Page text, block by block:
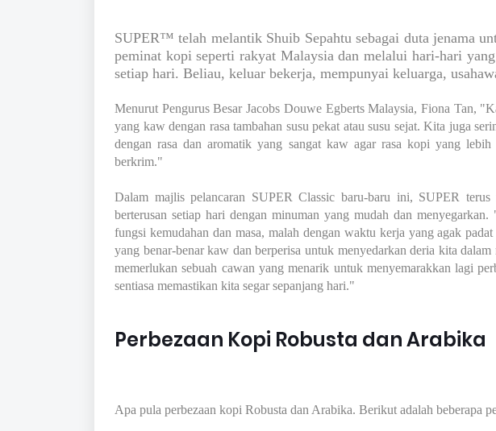
SUPER™ telah melantik Shuib Sepahtu sebagai duta jenama
peminat kopi seperti rakyat Malaysia dan melalui hari-hari
setiap hari. Beliau, keluar bekerja, mempunyai keluarga,
Menurut Pengurus Besar Jacobs Douwe Egberts Malaysia, Fiona Tan,
yang kaw dengan rasa tambahan susu pekat atau susu sejat. Kita juga
dengan rasa dan aromatik yang sangat kaw agar rasa kopi yang
berkrim."
Dalam majlis pelancaran SUPER Classic baru-baru ini, SUPER terus
berterusan setiap hari dengan minuman yang mudah dan
fungsi kemudahan dan masa, malah dengan waktu kerja yang agak
yang benar-benar kaw dan berperisa untuk menyedarkan deria kita
memerlukan sebuah cawan yang menarik untuk menyemarakkan lagi
sentiasa memastikan kita segar sepanjang hari."
Perbezaan Kopi Robusta dan Arabika
Apa pula perbezaan kopi Robusta dan Arabika. Berikut adalah beberapa